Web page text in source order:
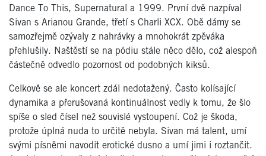
Dance To This, Supernatural a 1999. První dvě nazpíval
Sivan s Arianou Grande, třetí s Charli XCX. Obě dámy se
samozřejmě ozývaly z nahrávky a mnohokrát zpěváka
přehlušily. Naštěstí se na pódiu stále něco dělo, což alespoň
částečně odvedlo pozornost od podobných kiksů.
Celkově se ale koncert zdál nedotažený. Často kolísající
dynamika a přerušovaná kontinuálnost vedly k tomu, že šlo
spíše o sled čísel než souvislé vystoupení. Což je škoda,
protože úplná nuda to určitě nebyla. Sivan má talent, umí
svými písněmi navodit erotické dusno a umí jimi i roztančit.